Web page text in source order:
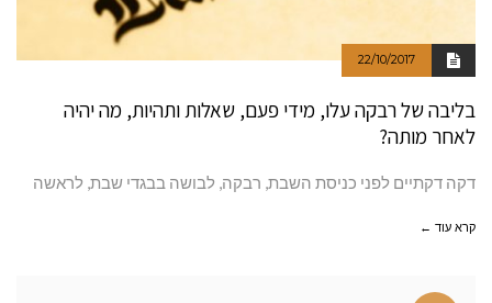
22/10/2017
בליבה של רבקה עלו, מידי פעם, שאלות ותהיות, מה יהיה
לאחר מותה?
דקה דקתיים לפני כניסת השבת, רבקה, לבושה בבגדי שבת, לראשה
קרא עוד ←